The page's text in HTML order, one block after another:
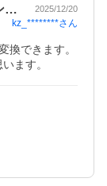
… 2025/12/20
kz_********さん
換できます。
ます。